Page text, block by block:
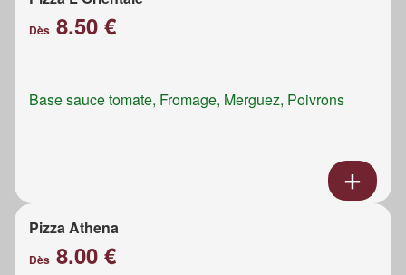
Dès 8.50 €
Base sauce tomate, Fromage, Merguez, Poivrons
Pizza Athena
Dès 8.00 €